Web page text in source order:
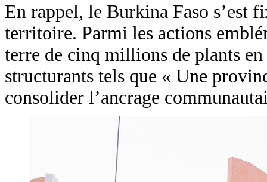
En rappel, le Burkina Faso s’est
territoire. Parmi les actions
terre de cinq millions de plants en
structurants tels que « Une
consolider l’ancrage